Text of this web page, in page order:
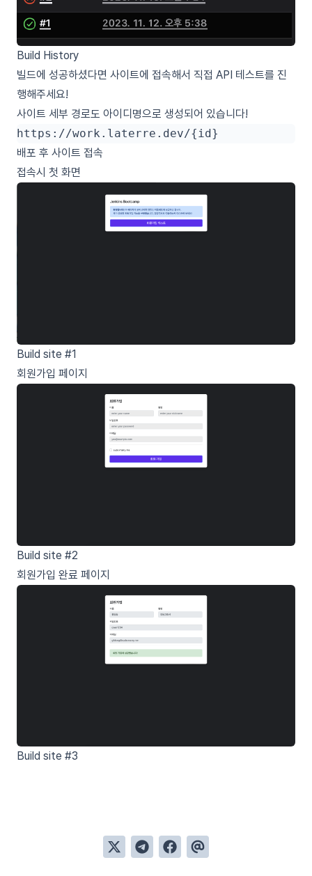
Build History
빌드에 성공하셨다면 사이트에 접속해서 직접 API 테스트를 진
행해주세요!
사이트 세부 경로도 아이디명으로 생성되어 있습니다!
배포 후 사이트 접속
접속시 첫 화면
Build site #1
회원가입 페이지
Build site #2
회원가입 완료 페이지
Build site #3